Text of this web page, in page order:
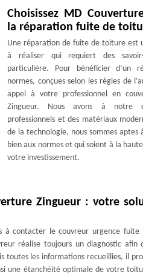
Choisissez MD
la réparation fuite de
Une réparation de fuite de toiture est
à réaliser qui requiert des
particulière. Pour bénéficier d’un
normes, conçues selon les règles de
appel à votre professionnel en
Zingueur. Nous avons à notre
professionnels et des matériaux
de la technologie, nous sommes aptes
bien aux normes et qui soient à la
votre investissement.
Zingueur : votre
contacter le couvreur urgence
réalise toujours un diagnostic
les informations recueillies, il
une étanchéité optimale de votre